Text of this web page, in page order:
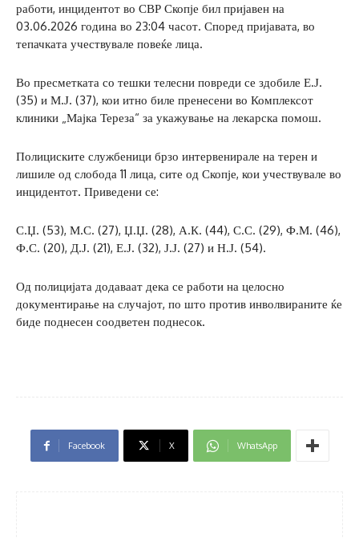
работи, инцидентот во СВР Скопје бил пријавен на
03.06.2026 година во 23:04 часот. Според пријавата, во
тепачката учествувале повеќе лица.
Во пресметката со тешки телесни повреди се здобиле Е.Ј.
(35) и М.Ј. (37), кои итно биле пренесени во Комплексот
клиники „Мајка Тереза“ за укажување на лекарска помош.
Полициските службеници брзо интервенирале на терен и
лишиле од слобода 11 лица, сите од Скопје, кои учествувале во
инцидентот. Приведени се:
С.Џ. (53), М.С. (27), Џ.Џ. (28), А.К. (44), С.С. (29), Ф.М. (46),
Ф.С. (20), Д.Ј. (21), Е.Ј. (32), Ј.Ј. (27) и Н.Ј. (54).
Од полицијата додаваат дека се работи на целосно
документирање на случајот, по што против инволвираните ќе
биде поднесен соодветен поднесок.
Facebook X WhatsApp